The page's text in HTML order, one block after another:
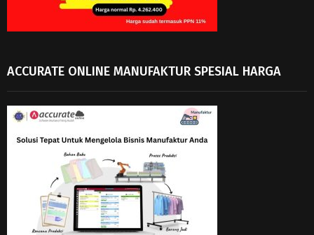
ACCURATE ONLINE MANUFAKTUR SPESIAL HARGA